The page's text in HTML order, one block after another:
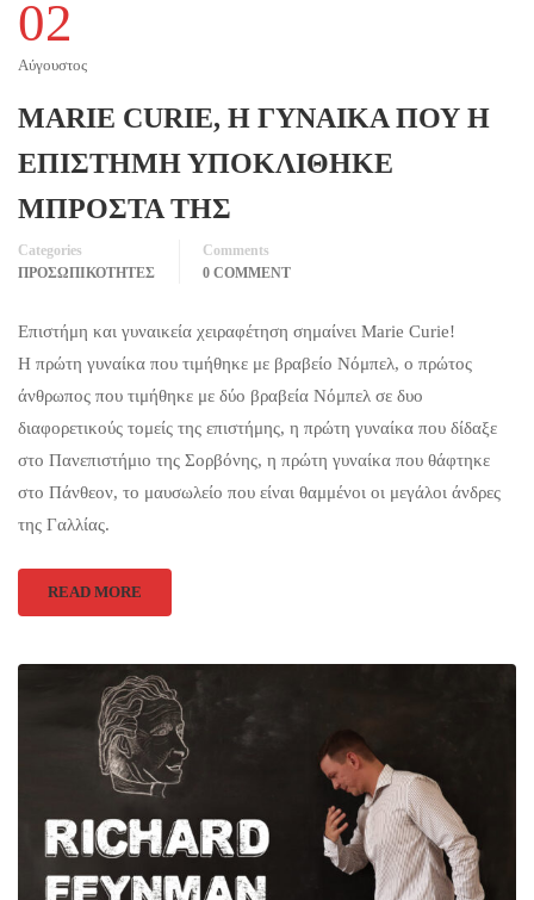
02
Αύγουστος
MARIE CURIE, Η ΓΥΝΑΙΚΑ ΠΟΥ Η
ΕΠΙΣΤΗΜΗ ΥΠΟΚΛΙΘΗΚΕ
ΜΠΡΟΣΤΑ ΤΗΣ
Categories
ΠΡΟΣΩΠΙΚΟΤΗΤΕΣ
Comments
0 COMMENT
Επιστήμη και γυναικεία χειραφέτηση σημαίνει Marie Curie!
Η πρώτη γυναίκα που τιμήθηκε με βραβείο Νόμπελ, ο πρώτος
άνθρωπος που τιμήθηκε με δύο βραβεία Νόμπελ σε δυο
διαφορετικούς τομείς της επιστήμης, η πρώτη γυναίκα που δίδαξε
στο Πανεπιστήμιο της Σορβόνης, η πρώτη γυναίκα που θάφτηκε
στο Πάνθεον, το μαυσωλείο που είναι θαμμένοι οι μεγάλοι άνδρες
της Γαλλίας.
READ MORE